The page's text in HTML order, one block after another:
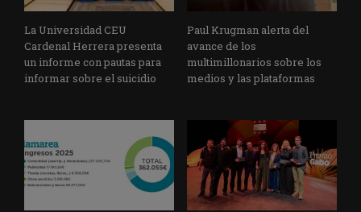
La Universidad CEU
Cardenal Herrera presenta
un informe con pautas para
informar sobre el suicidio
Paul Krugman alerta del
avance de los
multimillonarios sobre los
medios y las plataformas